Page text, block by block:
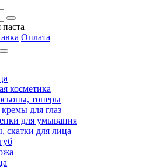
паста
Оплата
косметика
тонеры
для глаз
для умывания
скатки для лица